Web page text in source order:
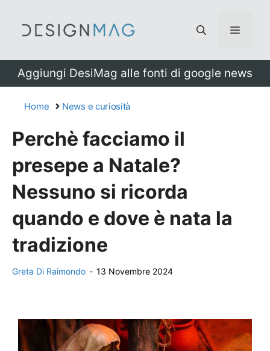
Menu
Aggiungi DesiMag alle fonti di google news
Home News e curiosità
Perchè facciamo il
presepe a Natale?
Nessuno si ricorda
quando e dove è nata la
tradizione
Greta Di Raimondo - 13 Novembre 2024